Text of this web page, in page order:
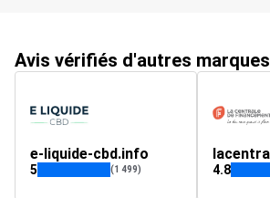
Avis vérifiés d'autres marques
e-liquide-cbd.info
5 (1 499) 4.8